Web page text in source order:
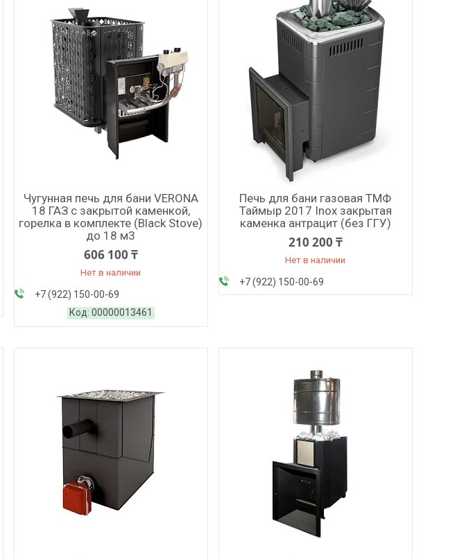
Чугунная печь для бани VERONA
18 ГАЗ с закрытой каменкой,
горелка в комплекте (Black Stove)
до 18 м3
606 100 ₸
Нет в наличии
+7 (922) 150-00-69
00000013461
Печь для бани газовая ТМФ
Таймыр 2017 Inox закрытая
каменка антрацит (без ГГУ)
210 200 ₸
Нет в наличии
+7 (922) 150-00-69